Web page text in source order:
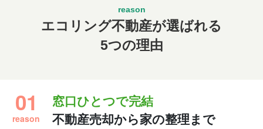
エコリング不動産が選ばれる
5つの理由
01
reason
窓口ひとつで完結
不動産売却から家の整理まで